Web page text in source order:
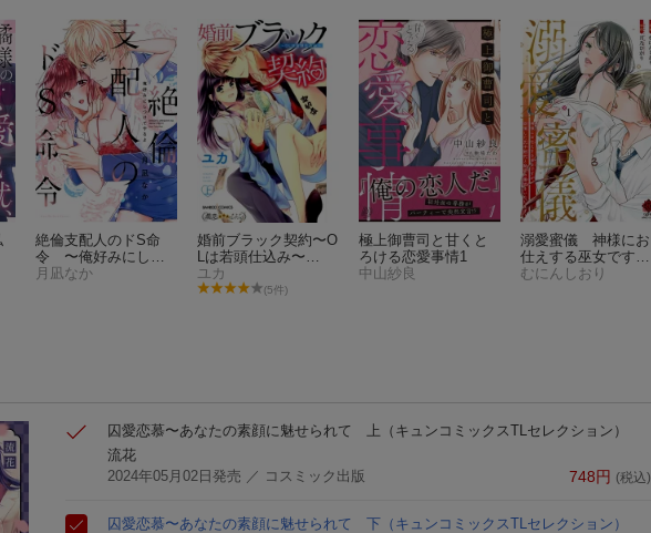
絶倫支配人のドS命
令 〜俺好みにしつ
けてやるよ〜
月凪なか
婚前ブラック契約〜O
Lは若頭仕込み〜
（上）
ユカ
(5件)
極上御曹司と甘くと
ろける恋愛事情1
中山紗良
溺愛蜜儀 神様にお
仕えする巫女です
が、欲情した氏子総
むにんしおり
囚愛恋慕〜あなたの素顔に魅せられて 上 （キュンコミックスTLセレクション）
流花
2024年05月02日発売 ／ コスミック出版 748円 (税込)
囚愛恋慕〜あなたの素顔に魅せられて 下（キュンコミックスTLセレクション）